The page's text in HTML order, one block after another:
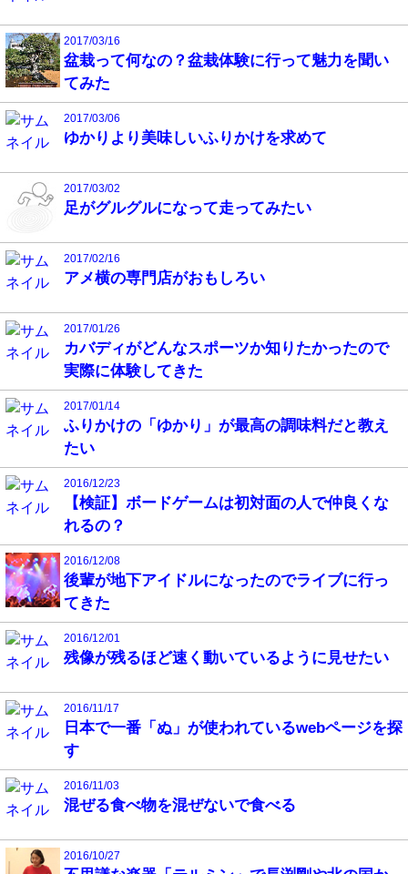
2017/03/16
盆栽って何なの？盆栽体験に行って魅力を聞い
てみた
2017/03/06
ゆかりより美味しいふりかけを求めて
2017/03/02
足がグルグルになって走ってみたい
2017/02/16
アメ横の専門店がおもしろい
2017/01/26
カバディがどんなスポーツか知りたかったので
実際に体験してきた
2017/01/14
ふりかけの「ゆかり」が最高の調味料だと教え
たい
2016/12/23
【検証】ボードゲームは初対面の人で仲良くな
れるの？
2016/12/08
後輩が地下アイドルになったのでライブに行っ
てきた
2016/12/01
残像が残るほど速く動いているように見せたい
2016/11/17
日本で一番「ぬ」が使われているwebページを探
す
2016/11/03
混ぜる食べ物を混ぜないで食べる
2016/10/27